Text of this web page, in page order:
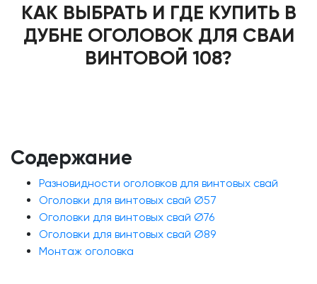
КАК ВЫБРАТЬ И ГДЕ КУПИТЬ В
ДУБНЕ ОГОЛОВОК ДЛЯ СВАИ
ВИНТОВОЙ 108?
Содержание
Разновидности оголовков для винтовых свай
Оголовки для винтовых свай Ø57
Оголовки для винтовых свай Ø76
Оголовки для винтовых свай Ø89
Монтаж оголовка